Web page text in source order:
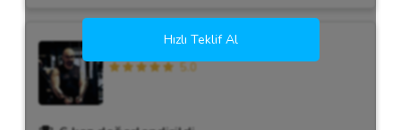
Gökhan Birsen
5.0
Hızlı Teklif Al